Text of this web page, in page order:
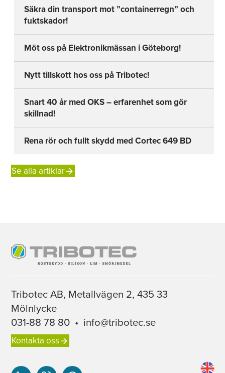
Säkra din transport mot ”containerregn” och
fuktskador!
Möt oss på Elektronikmässan i Göteborg!
Nytt tillskott hos oss på Tribotec!
Snart 40 år med OKS – erfarenhet som gör
skillnad!
Rena rör och fullt skydd med Cortec 649 BD
Se alla artiklar
Tribotec AB, Metallvägen 2, 435 33
Mölnlycke
031-88 78 80 • info@tribotec.se
Kontakta oss